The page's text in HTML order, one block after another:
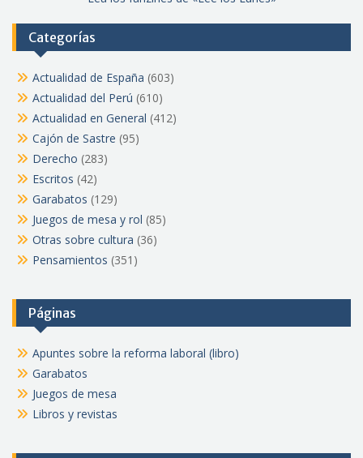
Categorías
Actualidad de España (603)
Actualidad del Perú (610)
Actualidad en General (412)
Cajón de Sastre (95)
Derecho (283)
Escritos (42)
Garabatos (129)
Juegos de mesa y rol (85)
Otras sobre cultura (36)
Pensamientos (351)
Páginas
Apuntes sobre la reforma laboral (libro)
Garabatos
Juegos de mesa
Libros y revistas